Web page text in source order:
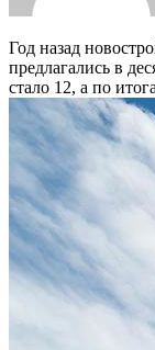
Год назад новостройки со средней ценой от 1 млн руб.
предлагались в
стало 12, а по